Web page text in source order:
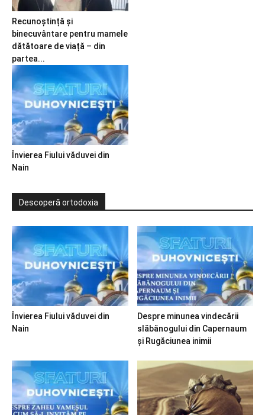
Recunoștință și
binecuvântare pentru mamele
dătătoare de viață – din
partea...
Învierea Fiului văduvei din
Nain
Descoperă ortodoxia
Învierea Fiului văduvei din
Nain
Despre minunea vindecării
slăbănogului din Capernaum
și Rugăciunea inimii